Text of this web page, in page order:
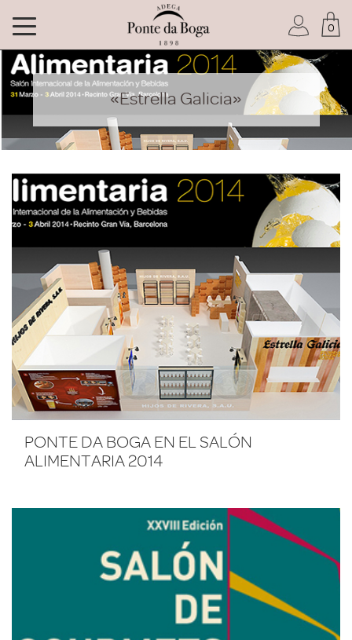
Soy socio del Club
He olvidado mi contraseña
0
«Estrella Galicia»
PONTE DA BOGA EN EL SALÓN
ALIMENTARIA 2014